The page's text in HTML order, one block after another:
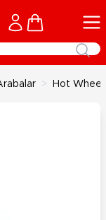
Cart
> Hot